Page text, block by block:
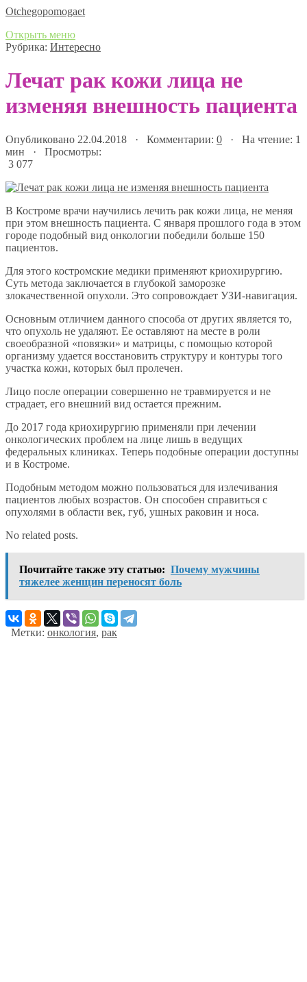
Оtchegopomogaet
Открыть меню
Рубрика: Интересно
Лечат рак кожи лица не
изменяя внешность пациента
Опубликовано 22.04.2018 · Комментарии: 0 · На чтение: 1
мин · Просмотры:
3 077
В Костроме врачи научились лечить рак кожи лица, не меняя
при этом внешность пациента. С января прошлого года в этом
городе подобный вид онкологии победили больше 150
пациентов.
Для этого костромские медики применяют криохирургию.
Суть метода заключается в глубокой заморозке
злокачественной опухоли. Это сопровождает УЗИ-навигация.
Основным отличием данного способа от других является то,
что опухоль не удаляют. Ее оставляют на месте в роли
своеобразной «повязки» и матрицы, с помощью которой
организму удается восстановить структуру и контуры того
участка кожи, которых был пролечен.
Лицо после операции совершенно не травмируется и не
страдает, его внешний вид остается прежним.
До 2017 года криохирургию применяли при лечении
онкологических проблем на лице лишь в ведущих
федеральных клиниках. Теперь подобные операции доступны
и в Костроме.
Подобным методом можно пользоваться для излечивания
пациентов любых возрастов. Он способен справиться с
опухолями в области век, губ, ушных раковин и носа.
No related posts.
Почитайте также эту статью: Почему мужчины
тяжелее женщин переносят боль
Метки: онкология, рак